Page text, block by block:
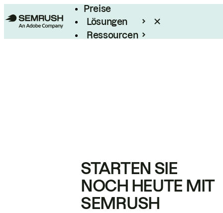
Preise
Lösungen
Ressourcen
STARTEN SIE
NOCH HEUTE MIT
SEMRUSH